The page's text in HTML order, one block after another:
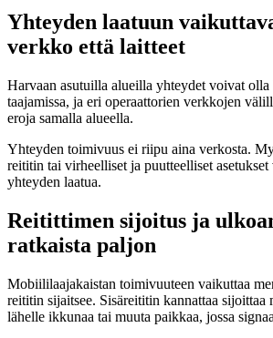
Yhteyden laatuun
verkko että laitteet
Harvaan asutuilla alueilla yhteydet voivat
taajamissa, ja eri operaattorien verkkojen
eroja samalla alueella.
Yhteyden toimivuus ei riipu aina verkosta.
reititin tai virheelliset ja puutteelliset asetukset
yhteyden laatua.
Reitittimen sijoitus ja
ratkaista paljon
Mobiililaajakaistan toimivuuteen vaikuttaa
reititin sijaitsee. Sisäreititin kannattaa sijoittaa
lähelle ikkunaa tai muuta paikkaa, jossa